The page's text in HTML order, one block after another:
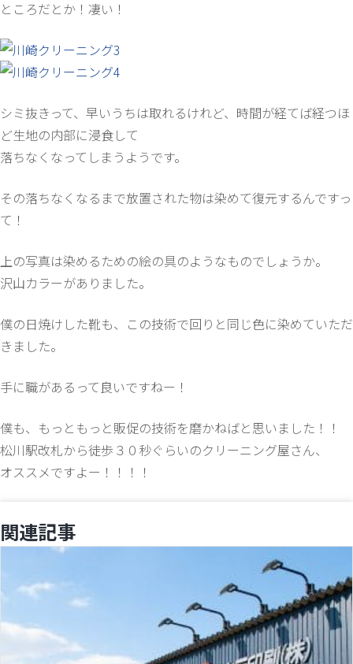
ところだとか！凄い！
シミ抜きって、早いうちは取れるけれど、時間が経てば経つほ
ど生地の内部に浸食して
落ちなくなってしまうようです。
その落ちなくなるまで放置された物は染めて復元するんですっ
て！
上の写真は染めるための絵の具のようなものでしょうか。
沢山カラーがありました。
僕の日焼けした靴も、この技術で回りと同じ色に染めていただ
きました。
手に職があるって良いですねー！
僕も、もっともっと販促の技術を磨かねばと思いました！！
松川駅改札から徒歩３０秒ぐらいのクリーニング屋さん、
オススメですよー！！！！
関連記事